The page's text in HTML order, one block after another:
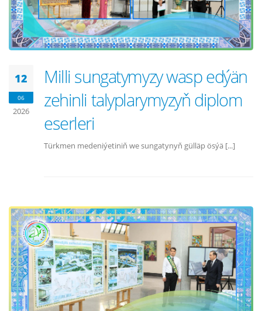
12
06
2026
Milli sungatymyzy wasp edýän
zehinli talyplarymyzyň diplom
eserleri
Türkmen medeniýetiniň we sungatynyň gülläp ösýä [...]